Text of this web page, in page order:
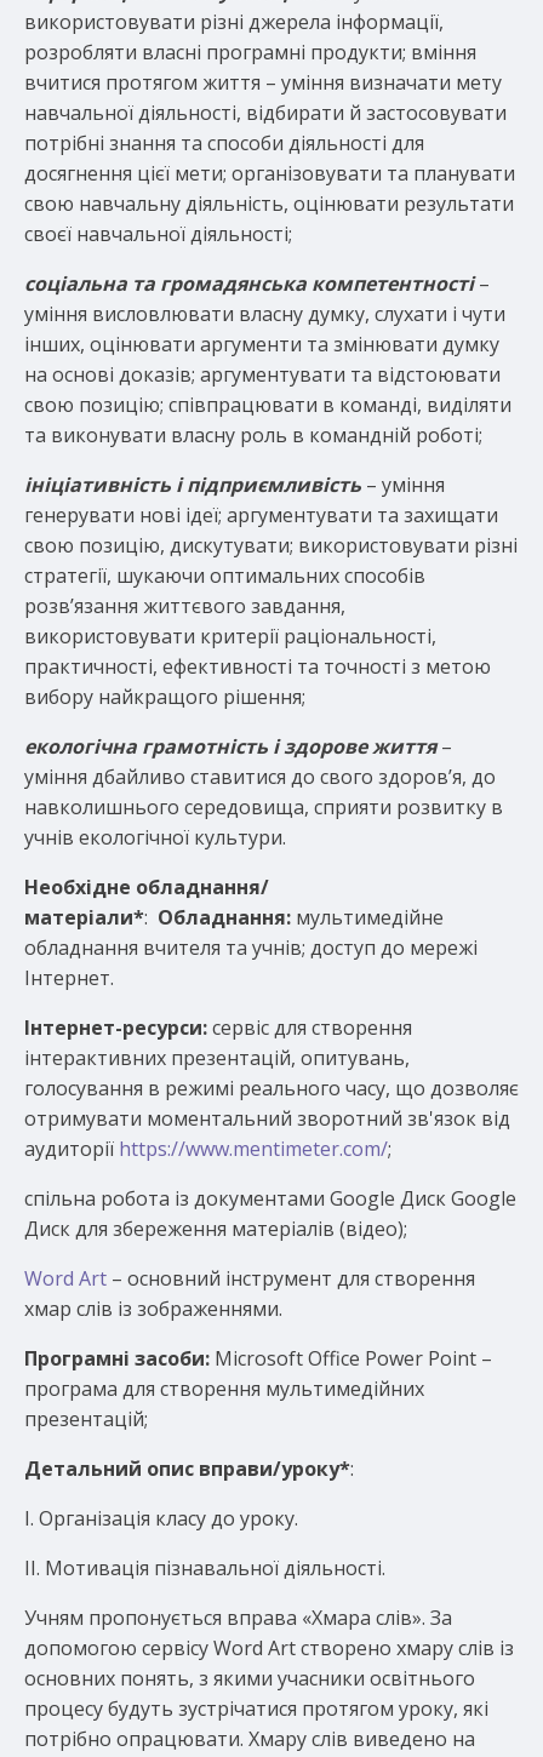
використовувати різні джерела інформації,
розробляти власні програмні продукти; вміння
вчитися протягом життя – уміння визначати мету
навчальної діяльності, відбирати й застосовувати
потрібні знання та способи діяльності для
досягнення цієї мети; організовувати та планувати
свою навчальну діяльність, оцінювати результати
своєї навчальної діяльності;
соціальна та громадянська компетентності–
уміння висловлювати власну думку, слухати і чути
інших, оцінювати аргументи та змінювати думку
на основі доказів; аргументувати та відстоювати
свою позицію; співпрацювати в команді, виділяти
та виконувати власну роль в командній роботі;
ініціативність і підприємливість – уміння
генерувати нові ідеї; аргументувати та захищати
свою позицію, дискутувати; використовувати різні
стратегії, шукаючи оптимальних способів
розв’язання життєвого завдання,
використовувати критерії раціональності,
практичності, ефективності та точності з метою
вибору найкращого рішення;
екологічна грамотність і здорове життя–
уміння дбайливо ставитися до свого здоров’я, до
навколишнього середовища, сприяти розвитку в
учнів екологічної культури.
Необхідне обладнання/
матеріали*: Обладнання: мультимедійне
обладнання вчителя та учнів; доступ до мережі
Інтернет.
Інтернет-ресурси:сервіс для створення
інтерактивних презентацій, опитувань,
голосування в режимі реального часу, що дозволяє
отримувати моментальний зворотний зв'язок від
аудиторії https://www.mentimeter.com/;
спільна робота із документами Google Диск Google
Диск для збереження матеріалів (відео);
Word Art – основний інструмент для створення
хмар слів із зображеннями.
Програмні засоби: Microsoft Office Power Point –
програма для створення мультимедійних
презентацій;
Детальний опис вправи/уроку*:
І. Організація класу до уроку.
ІІ. Мотивація пізнавальної діяльності.
Учням пропонується вправа «Хмара слів». За
допомогою сервісу Word Art створено хмару слів із
основних понять, з якими учасники освітнього
процесу будуть зустрічатися протягом уроку, які
потрібно опрацювати. Хмару слів виведено на